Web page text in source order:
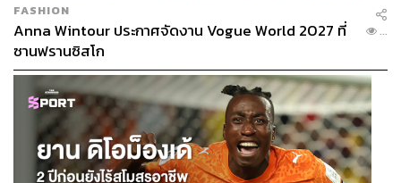
FASHION
Anna Wintour ประกาศจัดงาน Vogue World 2027 ที่
ซานฟรานซิสโก
...